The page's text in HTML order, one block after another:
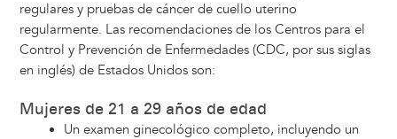
regulares y pruebas de cáncer de cuello uterino
regularmente. Las recomendaciones de los Centros para el
Control y Prevención de Enfermedades (CDC, por sus siglas
en inglés) de Estados Unidos son:
Mujeres de 21 a 29 años de edad
Un examen ginecológico completo, incluyendo un